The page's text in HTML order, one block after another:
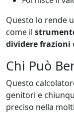
Questo lo rende
come il
dividere frazioni
Chi Può
Questo
genitori e
preciso nella